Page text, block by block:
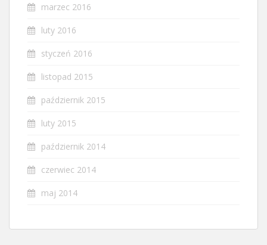
marzec 2016
luty 2016
styczeń 2016
listopad 2015
październik 2015
luty 2015
październik 2014
czerwiec 2014
maj 2014